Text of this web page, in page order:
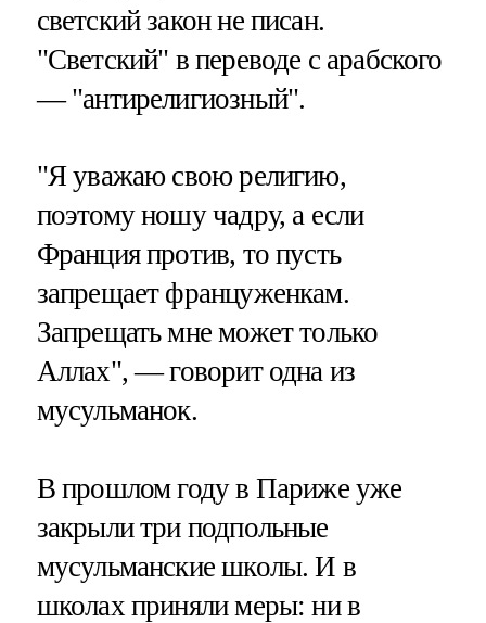
светский закон не писан.
"Светский" в переводе с арабского
— "антирелигиозный".
"Я уважаю свою религию,
поэтому ношу чадру, а если
Франция против, то пусть
запрещает француженкам.
Запрещать мне может только
Аллах", — говорит одна из
мусульманок.
В прошлом году в Париже уже
закрыли три подпольные
мусульманские школы. И в
школах приняли меры: ни в